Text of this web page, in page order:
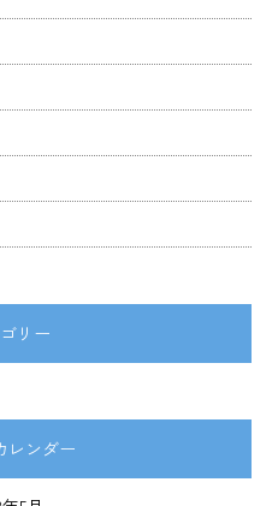
リー
レンダー